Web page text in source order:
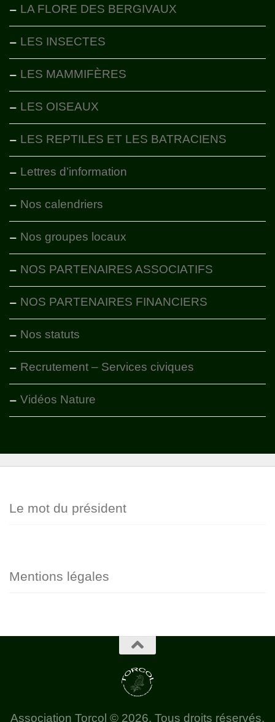
LA FLORE DES BERGIVAUX
LES INSECTES
LES MAMMIFÈRES
LES OISEAUX
LES REPTILES ET LES BATRACIENS
Lettres d’information
Nos calendriers
Nos groupes locaux
NOS PARTENAIRES ASSOCIATIFS
NOS PARTENAIRES FINANCIERS
Nos statuts
Recrutement – Services civiques
Vidéos Nature
Le mot du président
Mentions légales
Association Torcol © 2026. Tous droits réservés.